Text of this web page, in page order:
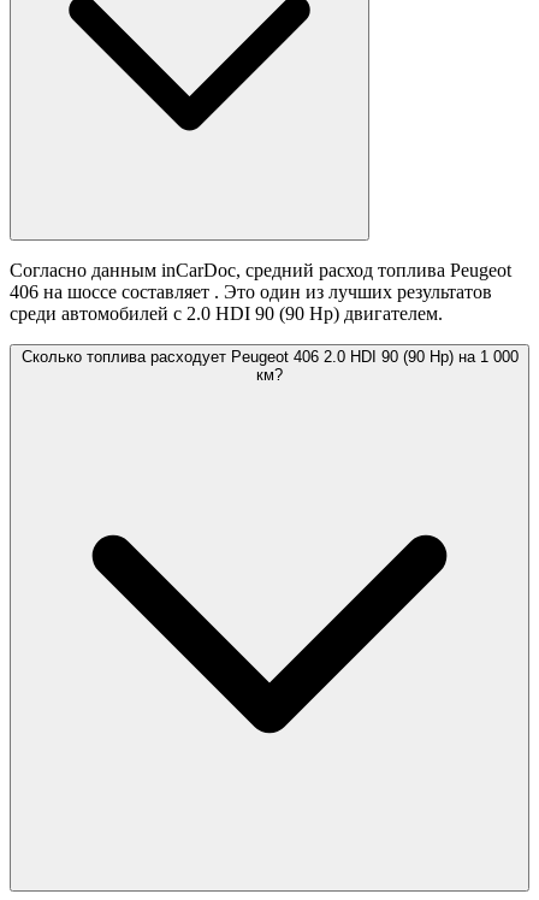
Согласно данным inCarDoc, средний расход топлива Peugeot
406 на шоссе составляет . Это один из лучших результатов
среди автомобилей с 2.0 HDI 90 (90 Hp) двигателем.
Сколько топлива расходует Peugeot 406 2.0 HDI 90 (90 Hp) на 1 000
км?